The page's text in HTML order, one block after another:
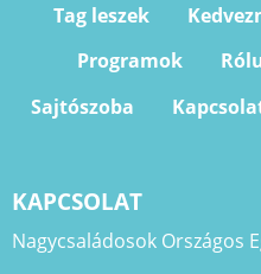
Tag leszek
Programok
Sajtószoba
KAPCSOLAT
Nagycsaládosok Országos